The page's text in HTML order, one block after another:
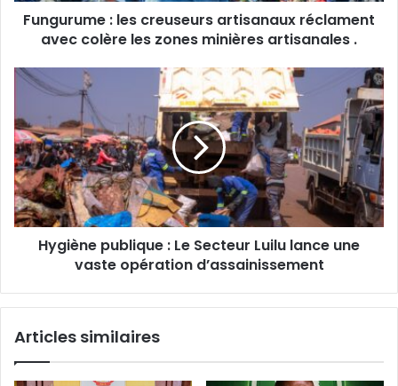
zones
minières
.
Fungurume : les creuseurs artisanaux réclament
avec colère les zones minières artisanales .
Hygiène
publique
Le
Secteur
Luilu
lance
une
vaste
opération
d’assainissement
Hygiène publique : Le Secteur Luilu lance une
vaste opération d’assainissement
Articles similaires